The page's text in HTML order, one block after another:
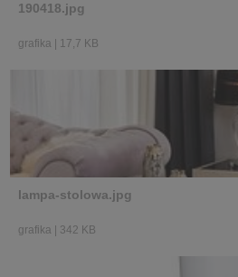
190418.jpg
grafika 17,7 KB
lampa-stolowa.jpg
grafika 342 KB